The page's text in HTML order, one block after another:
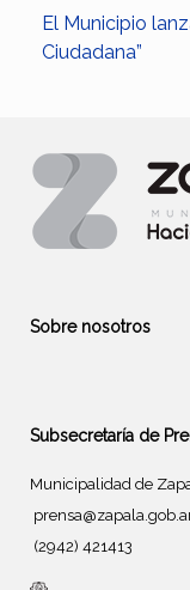
El Municipio
Ciudadana”
Sobre nosotros
Subsecretaría de
Municipalidad de
(2942) 421413